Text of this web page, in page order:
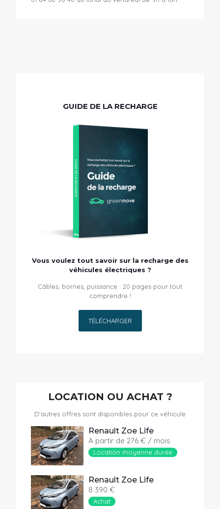
GUIDE DE LA RECHARGE
Vous voulez tout savoir sur la recharge des
véhicules électriques ?
Câbles, bornes, puissance : 20 pages pour tout
comprendre !
TÉLÉCHARGER
LOCATION OU ACHAT ?
D'autres offres sont disponibles pour ce véhicule
Renault Zoe Life
A partir de 276 € / mois
Location moyenne durée
Renault Zoe Life
8 390 €
Achat